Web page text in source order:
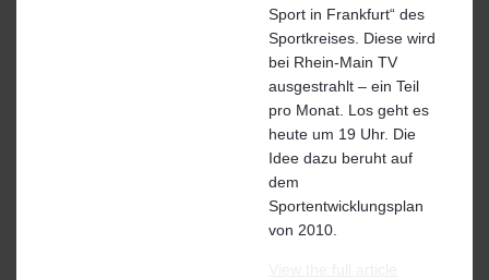
Sport in Frankfurt“ des
Sportkreises. Diese wird
bei Rhein-Main TV
ausgestrahlt – ein Teil
pro Monat. Los geht es
heute um 19 Uhr. Die
Idee dazu beruht auf
dem
Sportentwicklungsplan
von 2010.